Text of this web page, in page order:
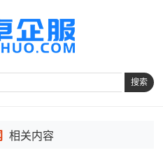
搜索
相关内容